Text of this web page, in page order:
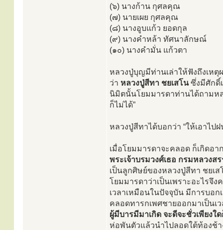
(๖) นางก้าน กุศลคุณ
(๗) นายเผย กุศลคุณ
(๘) นางอูบแก้ว ยอดกุล
(๙) นางคําหล้า ทัศนาลักษณ์
(๑๐) นางคํามั่น แก้วตา
หลวงปู่บุญมีท่านเล่าให้ฟังถึงเห
ว่า หลวงปู่สีทา ชยเสโนซึ่งมีศักดิ์
นิมิตนั้นโยมมารดาท่านได้ถามหล
ก็ไม่ได้”
หลวงปู่สีทาได้บอกว่า “ให้เอาไป
เมื่อโยมมารดาจะคลอด ก็เกิดอ
พระเจ้าบรมวงศ์เธอ กรมหลวงส
เป็นลูกศิษย์ของหลวงปู่สีทา ชยเ
โยมมารดาว่าเป็นเพราะอะไรจึ
เวลาเหมือนในปัจจุบัน มีการบอ
คลอดทารกเพศชายออกมาเป็นเ
ผู้มีบารมีมาเกิด จะดีจะชั่วเพียง
ห่อพันตัวแล้วนำไปลอดใต้ท้องช้า